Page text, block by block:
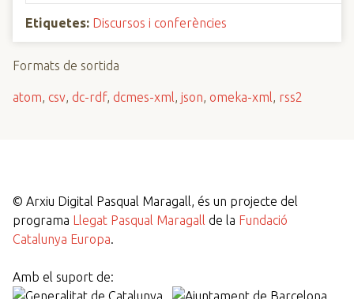
Etiquetes: Discursos i conferències
Formats de sortida
atom, csv, dc-rdf, dcmes-xml, json, omeka-xml, rss2
© Arxiu Digital Pasqual Maragall, és un projecte del
programa Llegat Pasqual Maragall de la Fundació
Catalunya Europa.
Amb el suport de: